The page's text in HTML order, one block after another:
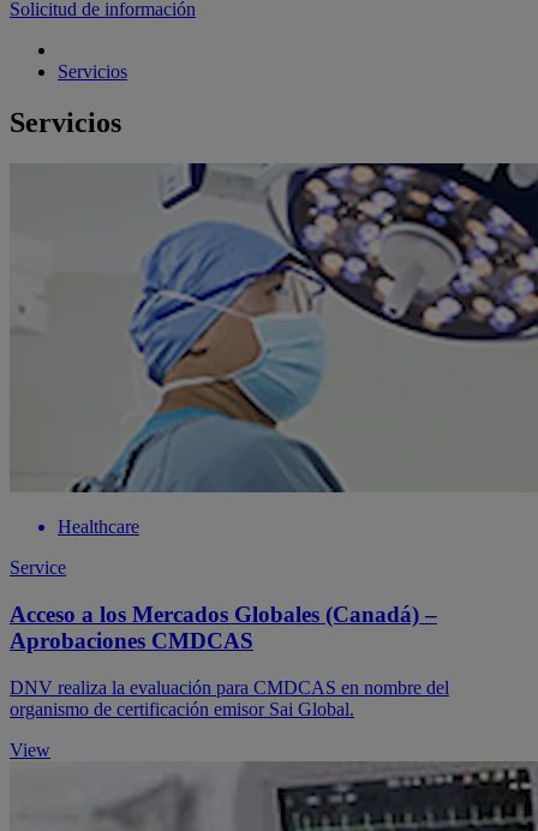
Solicitud de información
Servicios
Servicios
Healthcare
Service
Acceso a los Mercados Globales (Canadá) –
Aprobaciones CMDCAS
DNV realiza la evaluación para CMDCAS en nombre del
organismo de certificación emisor Sai Global.
View